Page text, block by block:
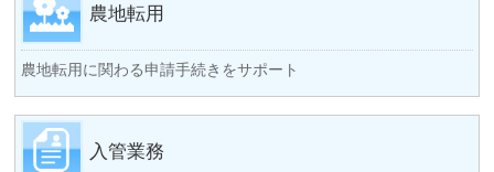
農地転用
農地転用に関わる申請手続きをサポート
入管業務